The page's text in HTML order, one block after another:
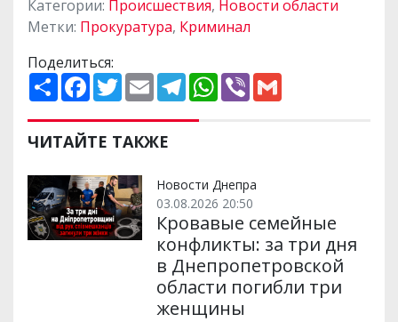
Категории: Происшествия, Новости области
Метки: Прокуратура, Криминал
Поделиться:
П
о
и
р
и
и
F
a
e
b
o
k
T
w
t
t
e
E
m
i
l
T
e
e
m
W
h
p
V
ЧИТАЙТЕ ТАКЖЕ
Новости Днепра
03.08.2026 20:50
Кровавые семейные
конфликты: за три дня
в Днепропетровской
области погибли три
женщины